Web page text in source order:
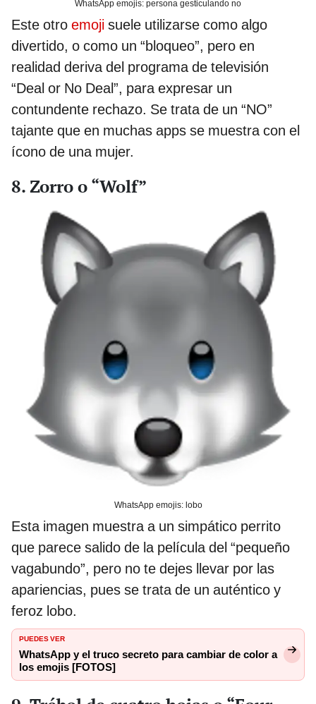
WhatsApp emojis: persona gesticulando no
Este otro emoji suele utilizarse como algo
divertido, o como un “bloqueo”, pero en
realidad deriva del programa de televisión
“Deal or No Deal”, para expresar un
contundente rechazo. Se trata de un “NO”
tajante que en muchas apps se muestra con el
ícono de una mujer.
8. Zorro o “Wolf”
WhatsApp emojis: lobo
Esta imagen muestra a un simpático perrito
que parece salido de la película del “pequeño
vagabundo”, pero no te dejes llevar por las
apariencias, pues se trata de un auténtico y
feroz lobo.
PUEDES VER
WhatsApp y el truco secreto para cambiar de color a
los emojis [FOTOS]